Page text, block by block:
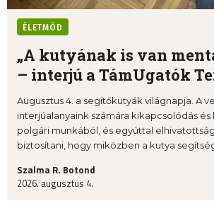
ÉLETMÓD
„A kutyának is van
– interjú a TámUgatók
Augusztus 4. a segítőkutyák világnapja. A
interjúalanyaink számára kikapcsolódás és
polgári munkából, és egyúttal
biztosítani, hogy miközben a kutya
Szalma R. Botond
2026. augusztus 4.